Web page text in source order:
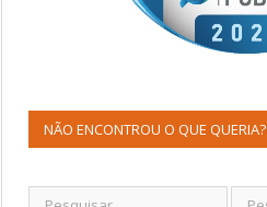
NÃO ENCONTROU O QUE QUERIA?